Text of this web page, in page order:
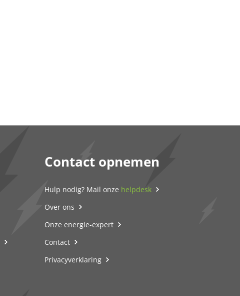
Contact opnemen
Hulp nodig? Mail onze helpdesk
Over ons
Onze energie-expert
Contact
Privacyverklaring